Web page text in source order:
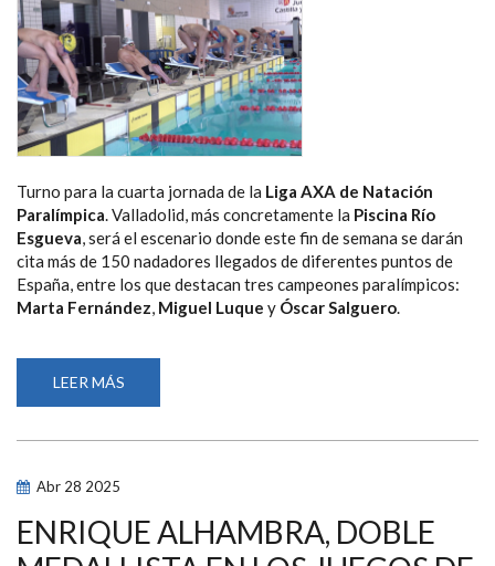
Turno para la cuarta jornada de la Liga AXA de Natación
Paralímpica. Valladolid, más concretamente la Piscina Río
Esgueva, será el escenario donde este fin de semana se darán
cita más de 150 nadadores llegados de diferentes puntos de
España, entre los que destacan tres campeones paralímpicos:
Marta Fernández, Miguel Luque y Óscar Salguero.
LEER MÁS
LIGA
DE
VALLADOLID
CON
TRES
Abr 28 2025
ENRIQUE ALHAMBRA, DOBLE